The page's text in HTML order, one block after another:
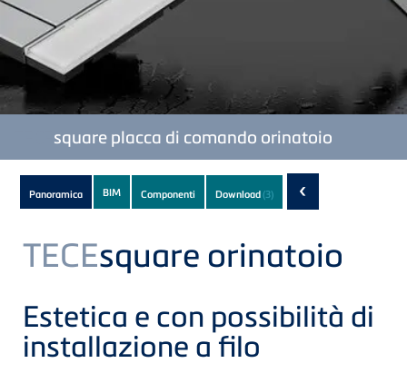
square placca di comando orinatoio
Subnavigation
of
current
Product
Panoramica BIM Componenti Download(3) ‹
TECEsquare orinatoio
Estetica e con possibilità di
installazione a filo